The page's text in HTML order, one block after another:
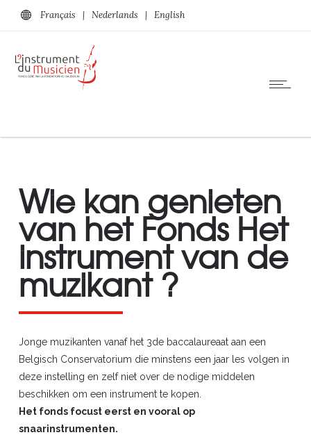
Français | Nederlands | English
Wie kan genieten
van het Fonds Het
instrument van de
muzikant ?
Jonge muzikanten vanaf het 3de baccalaureaat aan een
Belgisch Conservatorium die minstens een jaar les volgen in
deze instelling en zelf niet over de nodige middelen
beschikken om een instrument te kopen.
Het fonds focust eerst en vooral op
snaarinstrumenten.